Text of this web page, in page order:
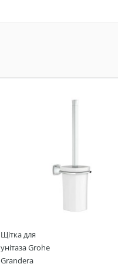
Щітка для
унітаза Grohe
Grandera